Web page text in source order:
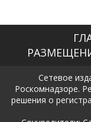
Сетевое
Роскомнадзоре.
решения о